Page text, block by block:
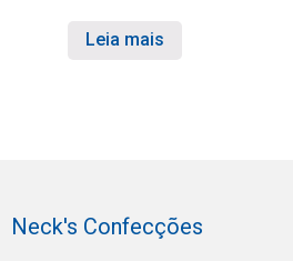
Leia mais
Neck's Confecções